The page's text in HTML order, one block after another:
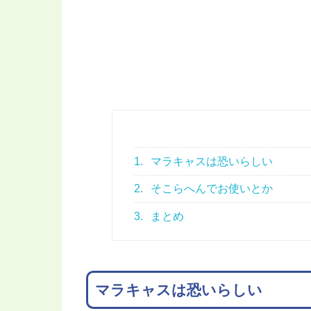
1. マラキャスは恐いらしい
2. そこらへんでお使いとか
3. まとめ
マラキャスは恐いらしい